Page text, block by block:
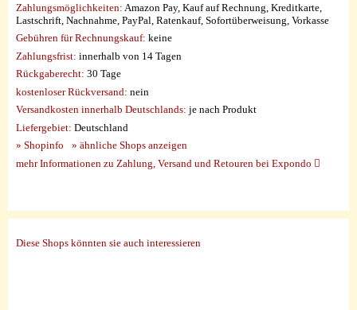
Zahlungsmöglichkeiten: Amazon Pay, Kauf auf Rechnung, Kreditkarte,
Lastschrift, Nachnahme, PayPal, Ratenkauf, Sofortüberweisung, Vorkasse
Gebühren für Rechnungskauf: keine
Zahlungsfrist: innerhalb von 14 Tagen
Rückgaberecht: 30 Tage
kostenloser Rückversand: nein
Versandkosten innerhalb Deutschlands: je nach Produkt
Liefergebiet: Deutschland
» Shopinfo
» ähnliche Shops anzeigen
mehr Informationen zu Zahlung, Versand und Retouren bei Expondo
Diese Shops könnten sie auch interessieren